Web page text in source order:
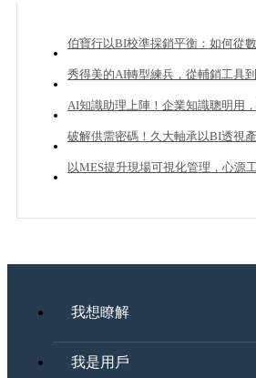
伯寶行以BI校準採銷平衡：如何從
秀得美的AI轉型練兵，從輔銷工具
20%業績成長？
AI知識助理上陣！企業知識聰明用
破解供需密碼！久大軸承以BI透視
管理
以MES提升現場可視化管理，心源
我想瞭解
我是用戶